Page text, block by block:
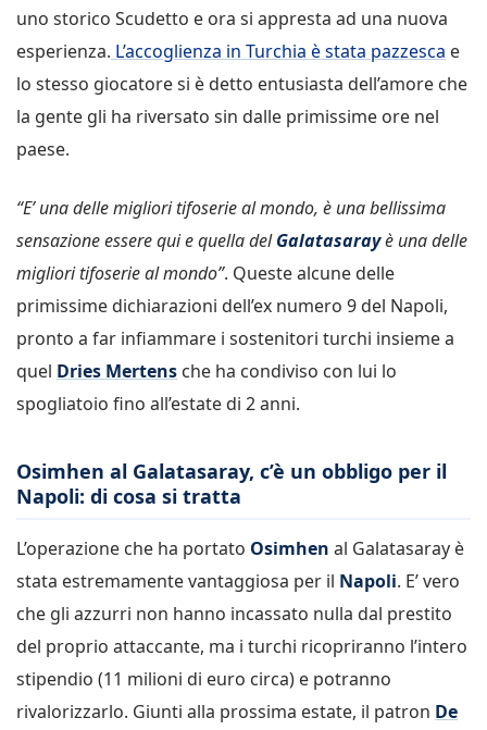
uno storico Scudetto e ora si appresta ad una nuova
esperienza. L’accoglienza in Turchia è stata pazzesca e
lo stesso giocatore si è detto entusiasta dell’amore che
la gente gli ha riversato sin dalle primissime ore nel
paese.
“E’ una delle migliori tifoserie al mondo, è una bellissima
sensazione essere qui e quella delGalatasarayè una delle
migliori tifoserie al mondo”. Queste alcune delle
primissime dichiarazioni dell’ex numero 9 del Napoli,
pronto a far infiammare i sostenitori turchi insieme a
quel Dries Mertens che ha condiviso con lui lo
spogliatoio fino all’estate di 2 anni.
Osimhen al Galatasaray, c’è un obbligo per il
Napoli: di cosa si tratta
L’operazione che ha portato Osimhen al Galatasaray è
stata estremamente vantaggiosa per il Napoli. E’ vero
che gli azzurri non hanno incassato nulla dal prestito
del proprio attaccante, ma i turchi ricopriranno l’intero
stipendio (11 milioni di euro circa) e potranno
rivalorizzarlo. Giunti alla prossima estate, il patron De